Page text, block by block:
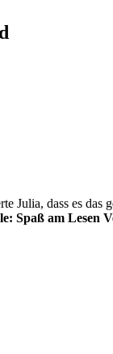
Julia, dass es das
Spaß am Lesen